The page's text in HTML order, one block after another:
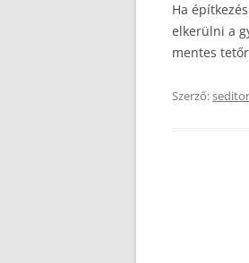
Ha
elkerülni a
mentes
Szerző:seditor